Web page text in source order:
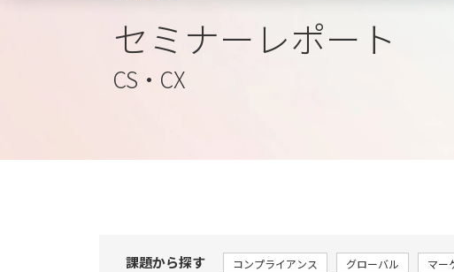
セミナーレポート
CS・CX
課題から探す コンプライアンス グローバル マー